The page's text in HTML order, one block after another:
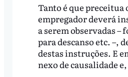
Tanto é que preceitua
empregador deverá
a serem observadas
para descanso etc. –,
destas instruções. E
nexo de causalidade